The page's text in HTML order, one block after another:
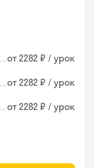
от 2282 ₽ / урок
от 2282 ₽ / урок
от 2282 ₽ / урок